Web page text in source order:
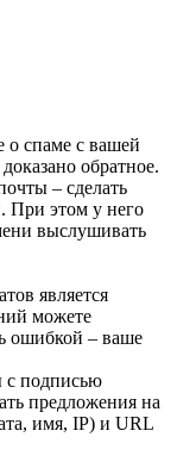
о спаме с вашей
обратное.
– сделать
При этом у него
выслушивать
является
можете
ошибкой – ваше
с подписью
предложения на
имя, IP) и URL